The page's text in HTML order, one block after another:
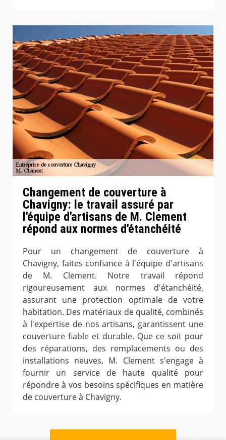
Changement de couverture à
Chavigny: le travail assuré par
l'équipe d'artisans de M. Clement
répond aux normes d'étanchéité
Pour un changement de couverture à
Chavigny, faites confiance à l'équipe d'artisans
de M. Clement. Notre travail répond
rigoureusement aux normes d'étanchéité,
assurant une protection optimale de votre
habitation. Des matériaux de qualité, combinés
à l'expertise de nos artisans, garantissent une
couverture fiable et durable. Que ce soit pour
des réparations, des remplacements ou des
installations neuves, M. Clement s'engage à
fournir un service de haute qualité pour
répondre à vos besoins spécifiques en matière
de couverture à Chavigny.